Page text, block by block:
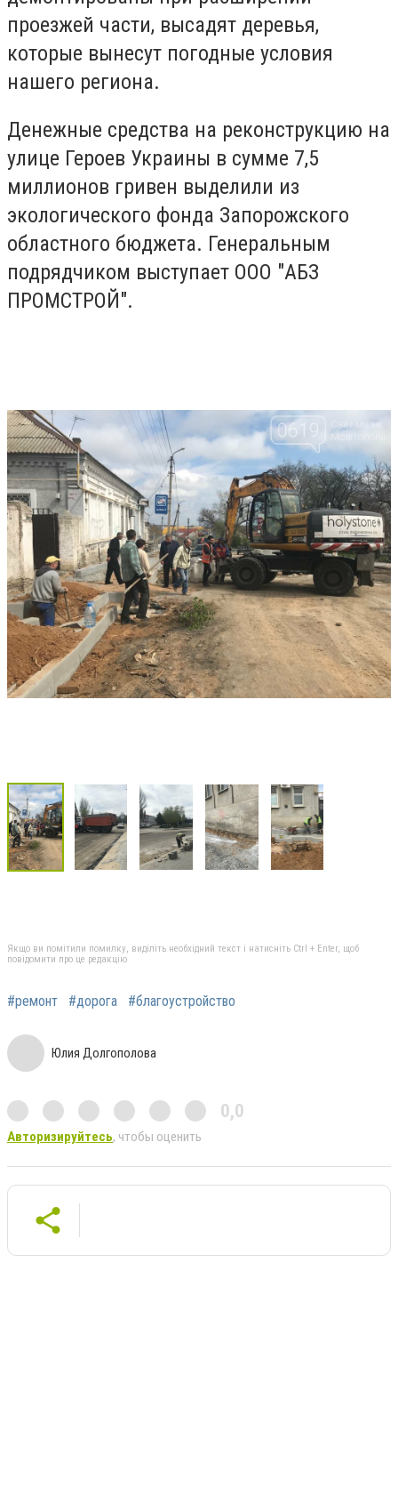
проезжей части, высадят деревья,
которые вынесут погодные условия
нашего региона.
Денежные средства на реконструкцию на
улице Героев Украины в сумме 7,5
миллионов гривен выделили из
экологического фонда Запорожского
областного бюджета. Генеральным
подрядчиком выступает ООО "АБЗ
ПРОМСТРОЙ".
Якщо ви помітили помилку, виділіть необхідний текст і натисніть Ctrl + Enter, щоб
повідомити про це редакцію
#ремонт #дорога #благоустройство
Юлия Долгополова
0,0
Авторизируйтесь, чтобы оценить